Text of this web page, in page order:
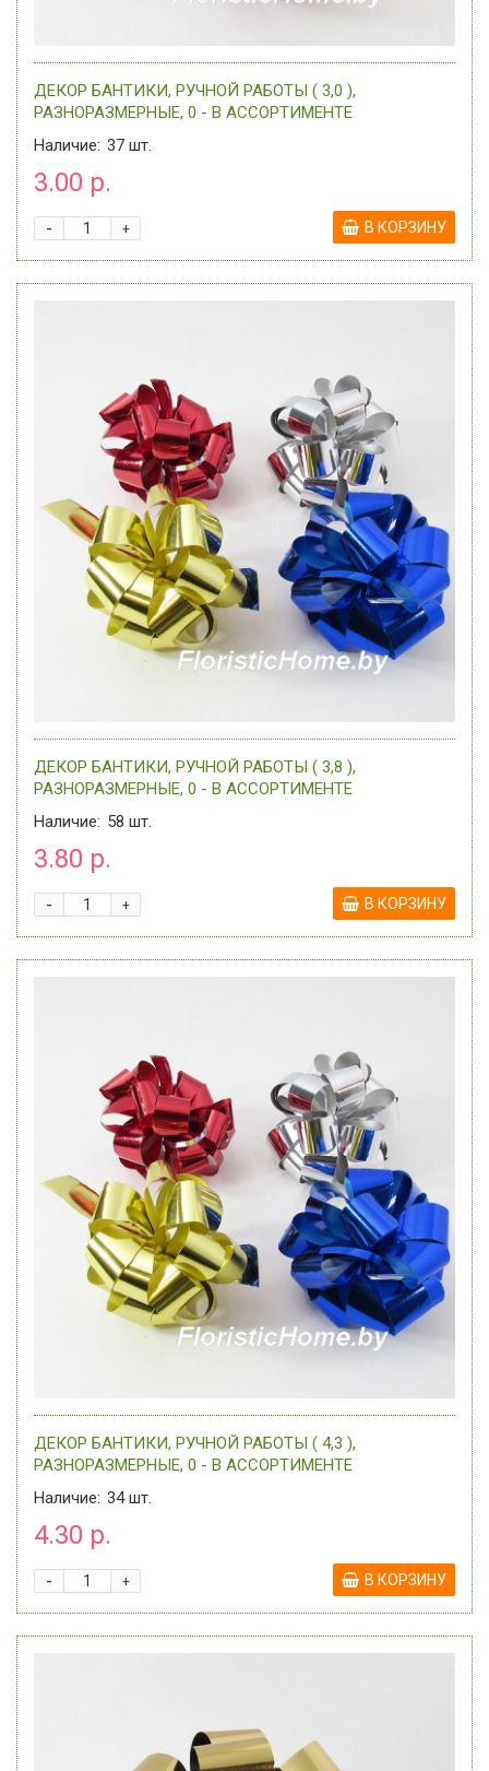
ДЕКОР БАНТИКИ, РУЧНОЙ РАБОТЫ ( 3,0 ),
РАЗНОРАЗМЕРНЫЕ, 0 - В АССОРТИМЕНТЕ
Наличие: 37 шт.
3.00 р.
+
- В КОРЗИНУ
ДЕКОР БАНТИКИ, РУЧНОЙ РАБОТЫ ( 3,8 ),
РАЗНОРАЗМЕРНЫЕ, 0 - В АССОРТИМЕНТЕ
Наличие: 58 шт.
3.80 р.
+
- В КОРЗИНУ
ДЕКОР БАНТИКИ, РУЧНОЙ РАБОТЫ ( 4,3 ),
РАЗНОРАЗМЕРНЫЕ, 0 - В АССОРТИМЕНТЕ
Наличие: 34шт.
4.30 р.
+
- В КОРЗИНУ